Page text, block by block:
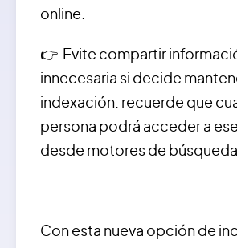
online.
👉 Evite compartir
innecesaria si decide
indexación: recuerde que
persona podrá acceder a
desde motores de
Con esta nueva opción de